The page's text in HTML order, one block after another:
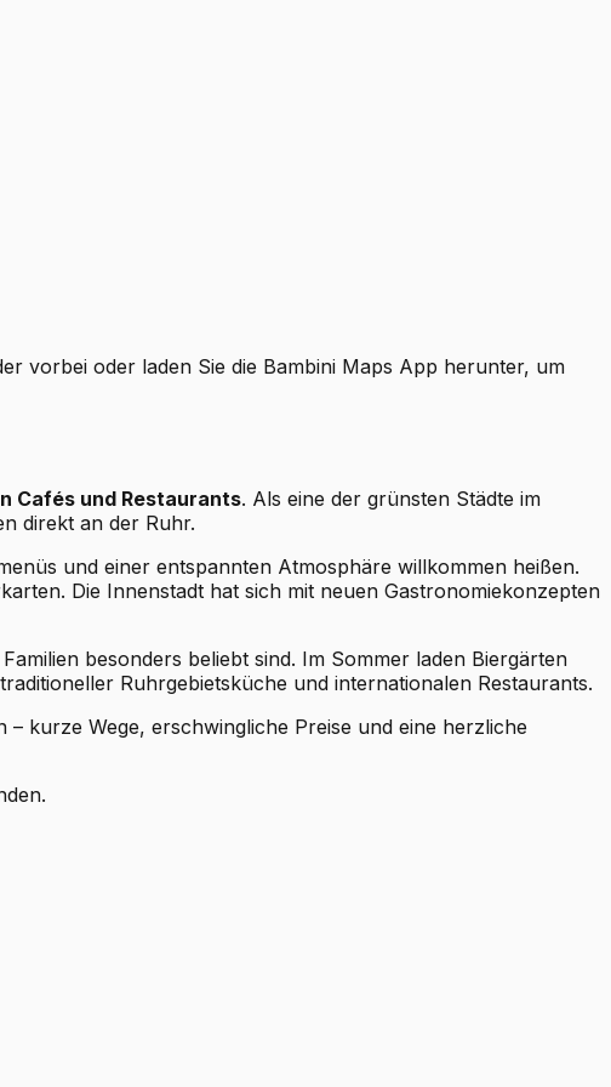
vorbei oder laden Sie die Bambini Maps App herunter, um
Cafés und Restaurants. Als eine der grünsten Städte im
direkt an der Ruhr.
und einer entspannten Atmosphäre willkommen heißen.
Die Innenstadt hat sich mit neuen Gastronomiekonzepten
besonders beliebt sind. Im Sommer laden Biergärten
Ruhrgebietsküche und internationalen Restaurants.
kurze Wege, erschwingliche Preise und eine herzliche